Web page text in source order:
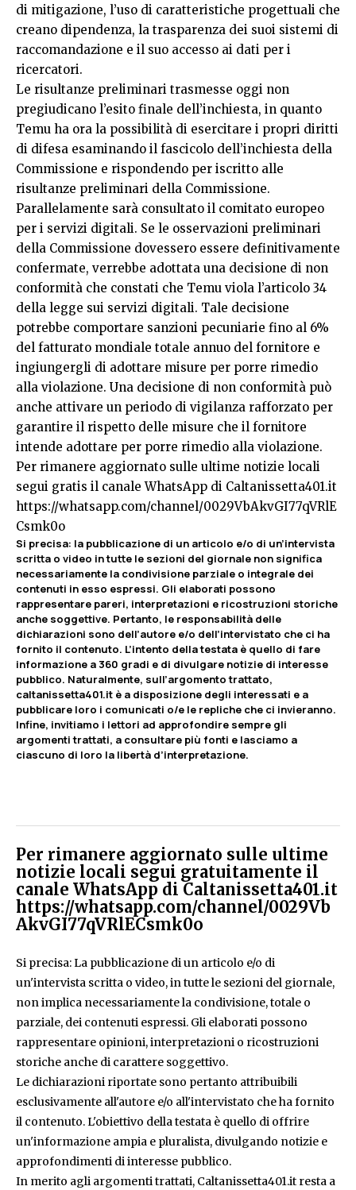
di mitigazione, l’uso di caratteristiche progettuali che
creano dipendenza, la trasparenza dei suoi sistemi di
raccomandazione e il suo accesso ai dati per i
ricercatori.
Le risultanze preliminari trasmesse oggi non
pregiudicano l’esito finale dell’inchiesta, in quanto
Temu ha ora la possibilità di esercitare i propri diritti
di difesa esaminando il fascicolo dell’inchiesta della
Commissione e rispondendo per iscritto alle
risultanze preliminari della Commissione.
Parallelamente sarà consultato il comitato europeo
per i servizi digitali. Se le osservazioni preliminari
della Commissione dovessero essere definitivamente
confermate, verrebbe adottata una decisione di non
conformità che constati che Temu viola l’articolo 34
della legge sui servizi digitali. Tale decisione
potrebbe comportare sanzioni pecuniarie fino al 6%
del fatturato mondiale totale annuo del fornitore e
ingiungergli di adottare misure per porre rimedio
alla violazione. Una decisione di non conformità può
anche attivare un periodo di vigilanza rafforzato per
garantire il rispetto delle misure che il fornitore
intende adottare per porre rimedio alla violazione.
Per rimanere aggiornato sulle ultime notizie locali
segui gratis il canale WhatsApp di Caltanissetta401.it
https://whatsapp.com/channel/0029VbAkvGI77qVRlE
Csmk0o
Si precisa: la pubblicazione di un articolo e/o di un’intervista
scritta o video in tutte le sezioni del giornale non significa
necessariamente la condivisione parziale o integrale dei
contenuti in esso espressi. Gli elaborati possono
rappresentare pareri, interpretazioni e ricostruzioni storiche
anche soggettive. Pertanto, le responsabilità delle
dichiarazioni sono dell’autore e/o dell’intervistato che ci ha
fornito il contenuto. L’intento della testata è quello di fare
informazione a 360 gradi e di divulgare notizie di interesse
pubblico. Naturalmente, sull’argomento trattato,
caltanissetta401.it è a disposizione degli interessati e a
pubblicare loro i comunicati o/e le repliche che ci invieranno.
Infine, invitiamo i lettori ad approfondire sempre gli
argomenti trattati, a consultare più fonti e lasciamo a
ciascuno di loro la libertà d’interpretazione.
Per rimanere aggiornato sulle ultime
notizie locali segui gratuitamente il
canale WhatsApp di Caltanissetta401.it
https://whatsapp.com/channel/0029Vb
AkvGI77qVRlECsmk0o
Si precisa: La pubblicazione di un articolo e/o di
un'intervista scritta o video, in tutte le sezioni del giornale,
non implica necessariamente la condivisione, totale o
parziale, dei contenuti espressi. Gli elaborati possono
rappresentare opinioni, interpretazioni o ricostruzioni
storiche anche di carattere soggettivo.
Le dichiarazioni riportate sono pertanto attribuibili
esclusivamente all'autore e/o all'intervistato che ha fornito
il contenuto. L'obiettivo della testata è quello di offrire
un'informazione ampia e pluralista, divulgando notizie e
approfondimenti di interesse pubblico.
In merito agli argomenti trattati, Caltanissetta401.it resta a